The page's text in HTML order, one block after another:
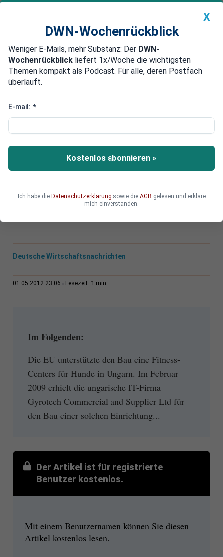
Newsticker MEIN DWN: Geldanlage Premium
Edelmetalle DWN-Magazin China
Wassergymnastik für Hunde war EU 411.000 Euro wert
EU förderte Bau eines Fitness-
Centers für Hunde in Ungarn
Die EU hat ein Fitness Center für Hunde in Ungarn
Protesten haben die Betreiber die Fördermittel
Deutsche Wirtschaftsnachrichten
01.05.2012 23:06 Lesezeit: 1 min
Im Folgenden:
Die EU unterstützte den Bau eine Fitness-
Centers für Hunde in Ungarn. Im Februar
2009 erhielt die ungarische IT-Firma
Gyrotech Commercial and Supplier Ltd für
den Bau einer solchen Einrichtung...
Der Artikel ist für registrierte
Benutzer kostenlos.
Mit einem Benutzernamen können Sie diesen
Artikel kostenlos lesen.
X
DWN-Wochenrückblick
Weniger E-Mails, mehr Substanz: Der DWN-
Wochenrückblick liefert 1x/Woche die wichtigsten
Themen kompakt als Podcast. Für alle, deren Postfach
überläuft.
E-mail: *
Kostenlos abonnieren »
Ich habe die Datenschutzerklärung sowie die AGB gelesen und erkläre
mich einverstanden.